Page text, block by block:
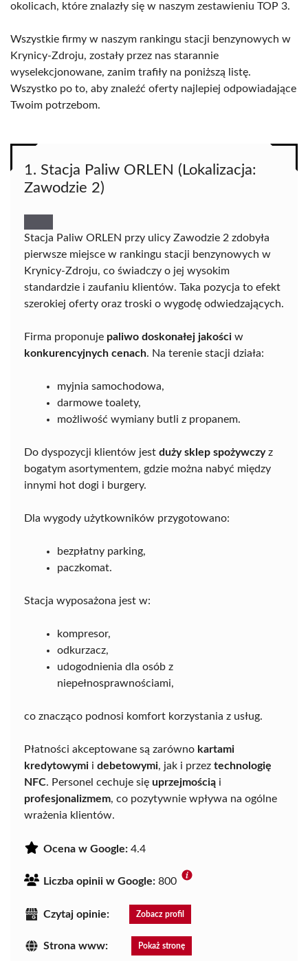
okolicach, które znalazły się w naszym zestawieniu TOP 3.
Wszystkie firmy w naszym rankingu stacji benzynowych w
Krynicy-Zdroju, zostały przez nas starannie
wyselekcjonowane, zanim trafiły na poniższą listę.
Wszystko po to, aby znaleźć oferty najlepiej odpowiadające
Twoim potrzebom.
1. Stacja Paliw ORLEN (Lokalizacja:
Zawodzie 2)
Stacja Paliw ORLEN przy ulicy Zawodzie 2 zdobyła
pierwsze miejsce w rankingu stacji benzynowych w
Krynicy-Zdroju, co świadczy o jej wysokim
standardzie i zaufaniu klientów. Taka pozycja to efekt
szerokiej oferty oraz troski o wygodę odwiedzających.
Firma proponuje paliwo doskonałej jakości w
konkurencyjnych cenach. Na terenie stacji działa:
myjnia samochodowa,
darmowe toalety,
możliwość wymiany butli z propanem.
Do dyspozycji klientów jest duży sklep spożywczyz
bogatym asortymentem, gdzie można nabyć między
innymi hot dogi i burgery.
Dla wygody użytkowników przygotowano:
bezpłatny parking,
paczkomat.
Stacja wyposażona jest w:
kompresor,
odkurzacz,
udogodnienia dla osób z
niepełnosprawnościami,
co znacząco podnosi komfort korzystania z usług.
Płatności akceptowane są zarówno kartami
kredytowymi i debetowymi, jak i przez technologię
NFC. Personel cechuje się uprzejmością i
profesjonalizmem, co pozytywnie wpływa na ogólne
wrażenia klientów.
Ocena w Google: 4.4
Liczba opinii w Google: 800
Czytaj opinie: Zobacz profil
Strona www: Pokaż stronę